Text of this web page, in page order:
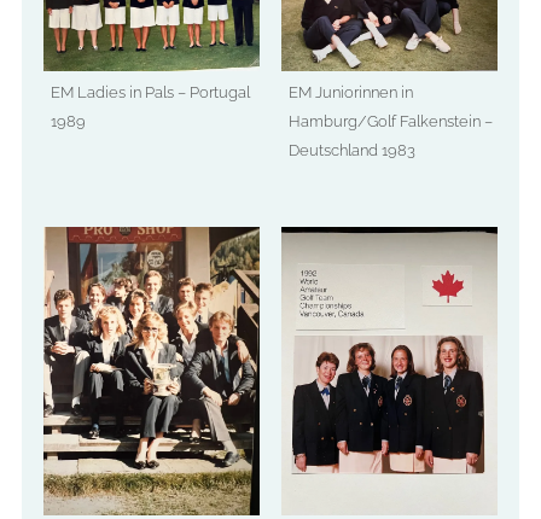
EM Ladies in Pals – Portugal
1989
EM Juniorinnen in
Hamburg/Golf Falkenstein –
Deutschland 1983